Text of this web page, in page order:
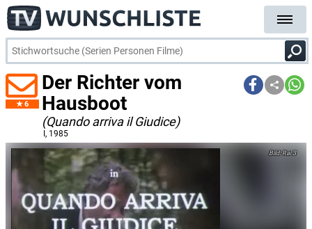
6
Der Richter vom
Hausboot
(Quando arriva il Giudice)
, 1985
Rai 3